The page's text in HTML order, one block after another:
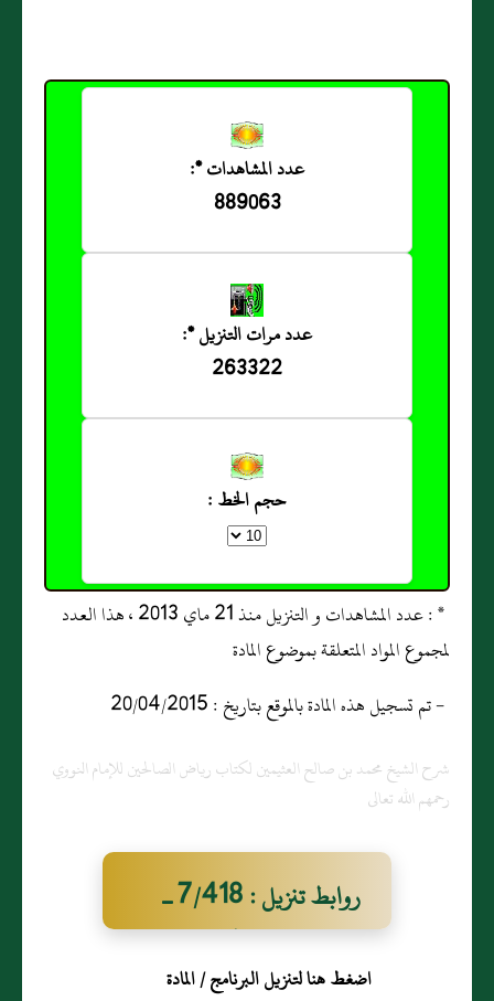
عدد المشاهدات *:
889063
عدد مرات التنزيل *:
263322
حجم الخط :
* : عدد المشاهدات و التنزيل منذ 21 ماي 2013 ، هذا العدد
لمجموع المواد المتعلقة بموضوع المادة
- تم تسجيل هذه المادة بالموقع بتاريخ : 20/04/2015
شرح الشيخ محمد بن صالح العثيمين لكتاب رياض الصالحين للإمام النووي
رحمهم الله تعالى
روابط تنزيل : 7/418 ـ
وعن عمر بن الخطاب رضي
الله عنه قال : قدم رسول الله
اضغط هنا لتنزيل البرنامج / المادة